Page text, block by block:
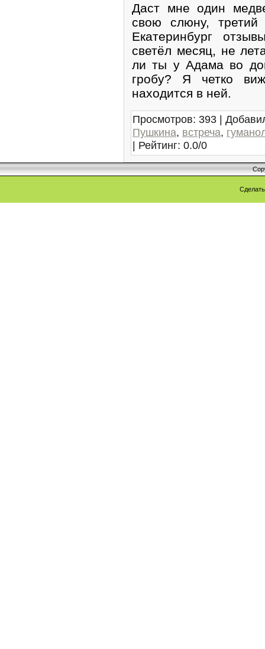
Даст мне один
свою слюну, третий
Екатеринбург
светёл месяц, не
ли ты у Адама во
гробу? Я четко
находится в ней.
Просмотров: 393 |
Пушкина, встреча,
| Рейтинг: 0.0/0